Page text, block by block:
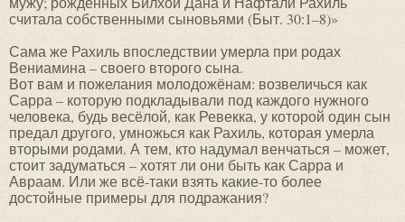
считала собственными сыновьями (Быт. 30:1–8)»
Сама же Рахиль впоследствии умерла при родах
Вениамина – своего второго сына.
Вот вам и пожелания молодожёнам: возвеличься как
Сарра – которую подкладывали под каждого нужного
человека, будь весёлой, как Ревекка, у которой один сын
предал другого, умножься как Рахиль, которая умерла
вторыми родами. А тем, кто надумал венчаться – может,
стоит задуматься – хотят ли они быть как Сарра и
Авраам. Или же всё-таки взять какие-то более
достойные примеры для подражания?